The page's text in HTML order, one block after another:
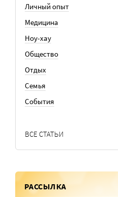
Личный опыт
Медицина
Ноу-хау
Общество
Отдых
Семья
События
ВСЕ СТАТЬИ
РАССЫЛКА